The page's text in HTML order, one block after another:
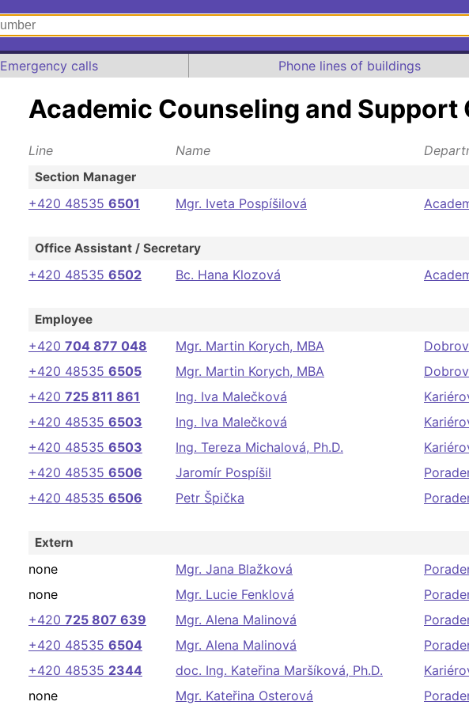
Emergency calls Phone lines of buildings
Academic Counseling and Support
Line Name
Section Manager
+420 48535 6501 Mgr. Iveta Pospíšilová
Office Assistant / Secretary
+420 48535 6502 Bc. Hana Klozová
Employee
+420 704 877 048 Mgr. Martin Korych, MBA
+420 48535 6505 Mgr. Martin Korych, MBA
+420 725 811 861 Ing. Iva Malečková
+420 48535 6503 Ing. Iva Malečková
+420 48535 6503 Ing. Tereza Michalová, Ph.D.
+420 48535 6506 Jaromír Pospíšil
+420 48535 6506 Petr Špička
Extern
none Mgr. Jana Blažková
none
Mgr. Lucie Fenklová
+420 725 807 639 Mgr. Alena Malinová
+420 48535 6504 Mgr. Alena Malinová
+420 48535 2344 doc. Ing. Kateřina Maršíková, Ph.D.
none
Mgr. Kateřina Osterová